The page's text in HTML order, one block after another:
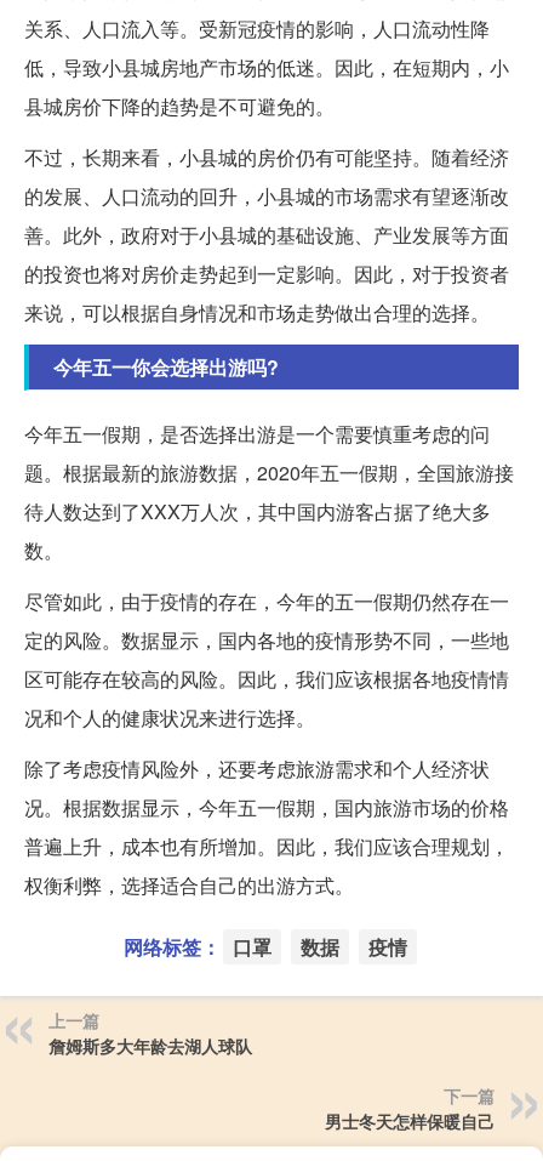
关系、人口流入等。受新冠疫情的影响，人口流动性降
低，导致小县城房地产市场的低迷。因此，在短期内，小
县城房价下降的趋势是不可避免的。
不过，长期来看，小县城的房价仍有可能坚持。随着经济
的发展、人口流动的回升，小县城的市场需求有望逐渐改
善。此外，政府对于小县城的基础设施、产业发展等方面
的投资也将对房价走势起到一定影响。因此，对于投资者
来说，可以根据自身情况和市场走势做出合理的选择。
今年五一你会选择出游吗?
今年五一假期，是否选择出游是一个需要慎重考虑的问
题。根据最新的旅游数据，2020年五一假期，全国旅游接
待人数达到了XXX万人次，其中国内游客占据了绝大多
数。
尽管如此，由于疫情的存在，今年的五一假期仍然存在一
定的风险。数据显示，国内各地的疫情形势不同，一些地
区可能存在较高的风险。因此，我们应该根据各地疫情情
况和个人的健康状况来进行选择。
除了考虑疫情风险外，还要考虑旅游需求和个人经济状
况。根据数据显示，今年五一假期，国内旅游市场的价格
普遍上升，成本也有所增加。因此，我们应该合理规划，
权衡利弊，选择适合自己的出游方式。
网络标签： 口罩 数据 疫情
上一篇
詹姆斯多大年龄去湖人球队
下一篇
男士冬天怎样保暖自己